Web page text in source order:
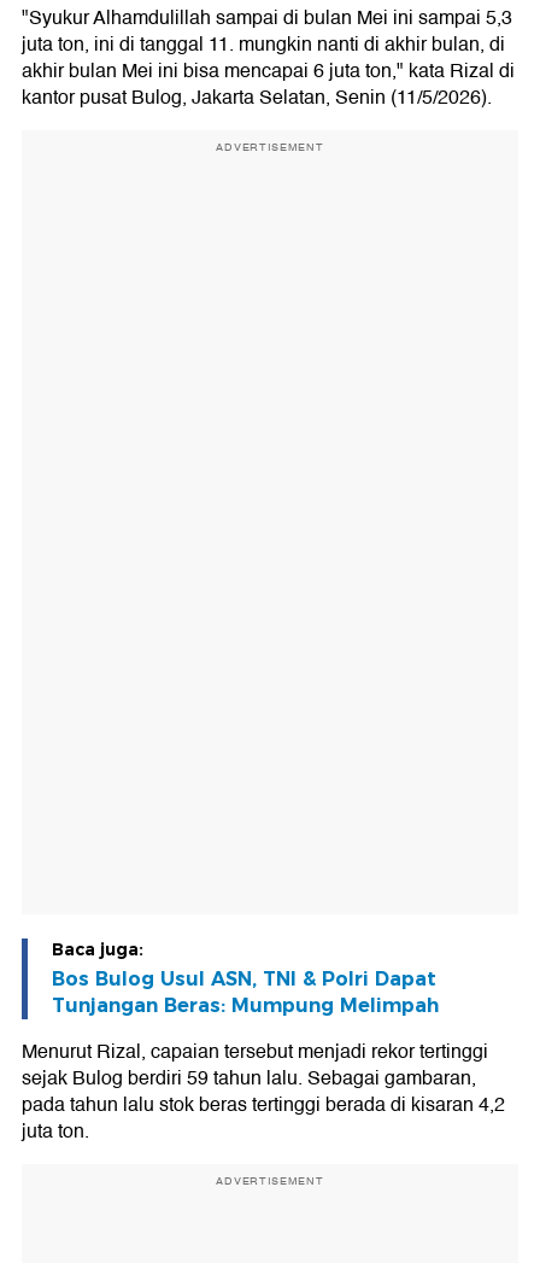
"Syukur Alhamdulillah sampai di bulan Mei ini sampai 5,3
juta ton, ini di tanggal 11. mungkin nanti di akhir bulan, di
akhir bulan Mei ini bisa mencapai 6 juta ton," kata Rizal di
kantor pusat Bulog, Jakarta Selatan, Senin (11/5/2026).
ADVERTISEMENT
Baca juga:
Bos Bulog Usul ASN, TNI & Polri Dapat
Tunjangan Beras: Mumpung Melimpah
Menurut Rizal, capaian tersebut menjadi rekor tertinggi
sejak Bulog berdiri 59 tahun lalu. Sebagai gambaran,
pada tahun lalu stok beras tertinggi berada di kisaran 4,2
juta ton.
ADVERTISEMENT